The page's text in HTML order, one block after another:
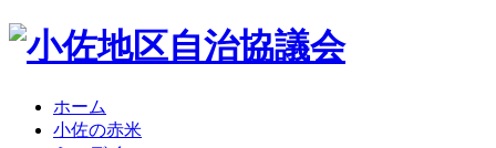
ホーム
小佐の赤米